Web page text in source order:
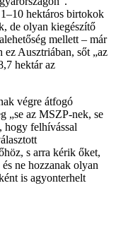
hektáros birtokok
de olyan kiegészítő
mellett – már
ez Ausztriában, sőt „az
hektár az
végre átfogó
„se az MSZP-nek, se
hogy felhívással
s arra kérik őket,
ne hozzanak olyan
is agyonterhelt